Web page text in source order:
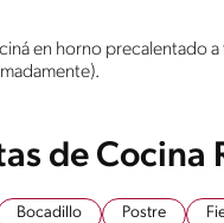
en horno precalentado a
de Cocina
Bocadillo Postre